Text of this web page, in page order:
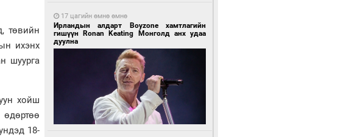
төвийн
ихэнх
шуурга
хойш
18-
17 цагийн өмнө өмнө
Ирландын алдарт Boyzone хамтлагийн
гишүүн Ronan Keating Монголд анх удаа
дуулна